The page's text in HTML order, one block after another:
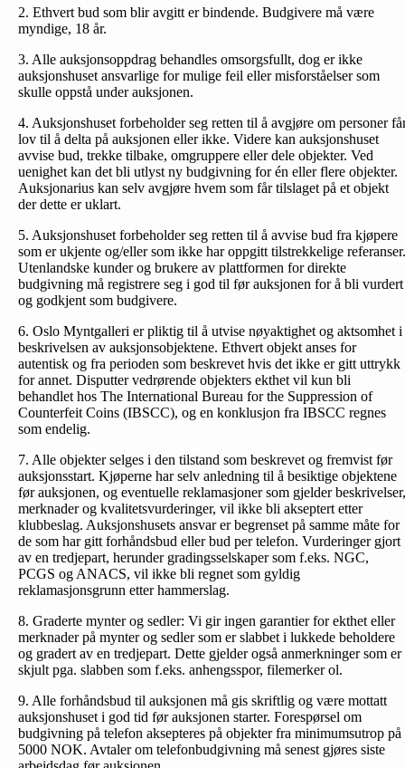
2. Ethvert bud som blir avgitt er bindende. Budgivere må være
myndige, 18 år.
3. Alle auksjonsoppdrag behandles omsorgsfullt, dog er ikke
auksjonshuset ansvarlige for mulige feil eller misforståelser som
skulle oppstå under auksjonen.
4. Auksjonshuset forbeholder seg retten til å avgjøre om personer
lov til å delta på auksjonen eller ikke. Videre kan auksjonshuset
avvise bud, trekke tilbake, omgruppere eller dele objekter. Ved
uenighet kan det bli utlyst ny budgivning for én eller flere objekter.
Auksjonarius kan selv avgjøre hvem som får tilslaget på et objekt
der dette er uklart.
5. Auksjonshuset forbeholder seg retten til å avvise bud fra kjøpere
som er ukjente og/eller som ikke har oppgitt tilstrekkelige referanser.
Utenlandske kunder og brukere av plattformen for direkte
budgivning må registrere seg i god til før auksjonen for å bli vurdert
og godkjent som budgivere.
6. Oslo Myntgalleri er pliktig til å utvise nøyaktighet og aktsomhet i
beskrivelsen av auksjonsobjektene. Ethvert objekt anses for
autentisk og fra perioden som beskrevet hvis det ikke er gitt uttrykk
for annet. Disputter vedrørende objekters ekthet vil kun bli
behandlet hos The International Bureau for the Suppression of
Counterfeit Coins (IBSCC), og en konklusjon fra IBSCC regnes
som endelig.
7. Alle objekter selges i den tilstand som beskrevet og fremvist før
auksjonsstart. Kjøperne har selv anledning til å besiktige objektene
før auksjonen, og eventuelle reklamasjoner som gjelder beskrivelser,
merknader og kvalitetsvurderinger, vil ikke bli akseptert etter
klubbeslag. Auksjonshusets ansvar er begrenset på samme måte for
de som har gitt forhåndsbud eller bud per telefon. Vurderinger gjort
av en tredjepart, herunder gradingsselskaper som f.eks. NGC,
PCGS og ANACS, vil ikke bli regnet som gyldig
reklamasjonsgrunn etter hammerslag.
8. Graderte mynter og sedler: Vi gir ingen garantier for ekthet eller
merknader på mynter og sedler som er slabbet i lukkede beholdere
og gradert av en tredjepart. Dette gjelder også anmerkninger som er
skjult pga. slabben som f.eks. anhengsspor, filemerker ol.
9. Alle forhåndsbud til auksjonen må gis skriftlig og være mottatt
auksjonshuset i god tid før auksjonen starter. Forespørsel om
budgivning på telefon aksepteres på objekter fra minimumsutrop på
5000 NOK. Avtaler om telefonbud­givning må senest gjøres siste